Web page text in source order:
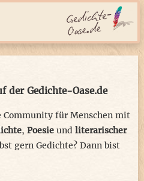
der Gedichte-Oase.de
Community für Menschen mit
, Poesie und literarischer
gern Gedichte? Dann bist